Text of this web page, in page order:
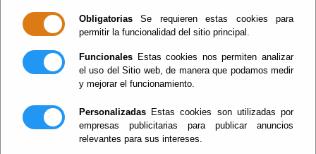
Obligatorias Se requieren estas cookies para
permitir la funcionalidad del sitio principal.
Funcionales Estas cookies nos permiten analizar
el uso del Sitio web, de manera que podamos medir
y mejorar el funcionamiento.
Personalizadas Estas cookies son utilizadas por
empresas publicitarias para publicar anuncios
relevantes para sus intereses.
Newsletter X
Newsletter IX